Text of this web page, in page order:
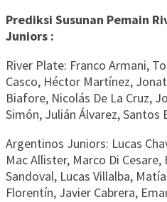
Prediksi Susunan Pemain
Juniors :
River Plate: Franco Armani,
Casco, Héctor Martínez,
Biafore, Nicolás De La Cruz,
Simón, Julián Álvarez, Santos
Argentinos Juniors: Lucas
Mac Allister, Marco Di
Sandoval, Lucas Villalba,
Florentín, Javier Cabrera,